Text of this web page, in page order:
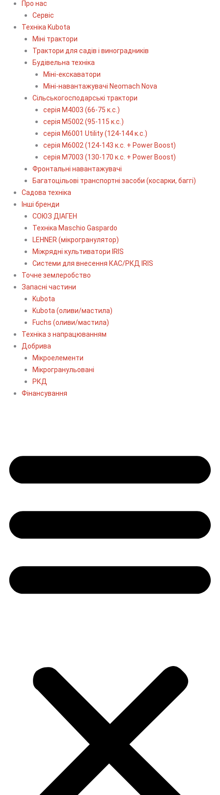
Про нас
Сервіс
Технiка Kubota
Міні трактори
Трактори для садів і виноградників
Будівельна техніка
Міні-екскаватори
Міні-навантажувачі Neomach Nova
Сільськогосподарські трактори
серія М4003 (66-75 к.с.)
серія М5002 (95-115 к.с.)
серія M6001 Utility (124-144 к.с.)
серія М6002 (124-143 к.с. + Power Boost)
серія М7003 (130-170 к.с. + Power Boost)
Фронтальні навантажувачі
Багатоцільові транспортні засоби (косарки, баггі)
Садова техніка
Інші бренди
СОЮЗ ДІАГЕН
Техніка Maschio Gaspardo
LEHNER (мікрогранулятор)
Міжрядні культиватори IRIS
Системи для внесення КАС/РКД IRIS
Точне землеробство
Запасні частини
Kubota
Kubota (оливи/мастила)
Fuchs (оливи/мастила)
Техніка з напрацюванням
Добрива
Мікроелементи
Мікрогранульовані
РКД
Фінансування